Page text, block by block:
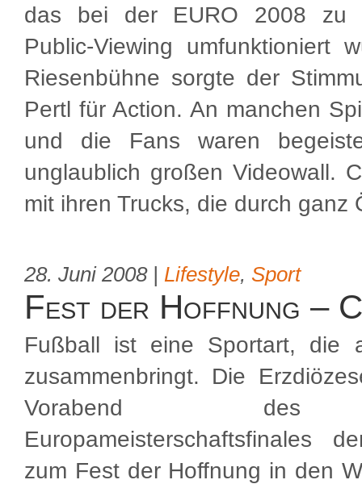
das bei der EURO 2008 zu
Public-Viewing umfunktioniert
Riesenbühne sorgte der
Pertl für Action. An manchen
und die Fans waren
unglaublich großen Videowall.
mit ihren Trucks, die durch
28. Juni 2008 | Lifestyle, Sport
Fest der Hoffnung –
Fußball ist eine Sportart, die
zusammenbringt. Die
Vorabend des
Europameisterschaftsfinales
zum Fest der Hoffnung in den